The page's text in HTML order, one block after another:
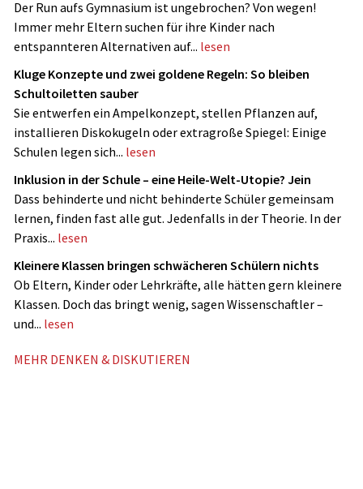
Der Run aufs Gymnasium ist ungebrochen? Von wegen!
Immer mehr Eltern suchen für ihre Kinder nach
entspannteren Alternativen auf... lesen
Kluge Konzepte und zwei goldene Regeln: So bleiben
Schultoiletten sauber
Sie entwerfen ein Ampelkonzept, stellen Pflanzen auf,
installieren Diskokugeln oder extragroße Spiegel: Einige
Schulen legen sich... lesen
Inklusion in der Schule – eine Heile-Welt-Utopie? Jein
Dass behinderte und nicht ­behinderte Schüler gemeinsam
lernen, finden fast alle gut. Jedenfalls in der Theorie. In der
Praxis... lesen
Kleinere Klassen bringen schwächeren Schülern nichts
Ob Eltern, Kinder oder Lehrkräfte, alle hätten gern kleinere
Klassen. Doch das bringt wenig, sagen Wissenschaftler –
und... lesen
MEHR DENKEN & DISKUTIEREN